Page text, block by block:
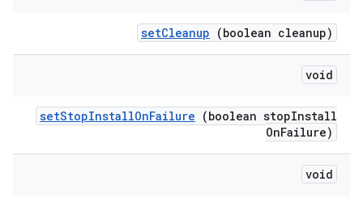
setCleanup (boolean cleanup)
void
setStopInstallOnFailure (boolean stopInstall
OnFailure)
void